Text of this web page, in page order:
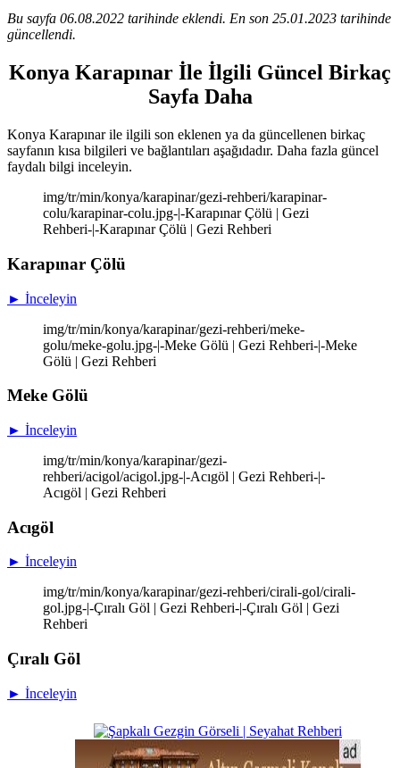
Bu sayfa 06.08.2022 tarihinde eklendi. En son 25.01.2023 tarihinde
güncellendi.
Konya Karapınar İle İlgili Güncel Birkaç
Sayfa Daha
Konya Karapınar ile ilgili son eklenen ya da güncellenen birkaç
sayfanın kısa bilgileri ve bağlantıları aşağıdadır. Daha fazla güncel
faydalı bilgi inceleyin.
img/tr/min/konya/karapinar/gezi-rehberi/karapinar-
colu/karapinar-colu.jpg-|-Karapınar Çölü | Gezi
Rehberi-|-Karapınar Çölü | Gezi Rehberi
Karapınar Çölü
► İnceleyin
img/tr/min/konya/karapinar/gezi-rehberi/meke-
golu/meke-golu.jpg-|-Meke Gölü | Gezi Rehberi-|-Meke
Gölü | Gezi Rehberi
Meke Gölü
► İnceleyin
img/tr/min/konya/karapinar/gezi-
rehberi/acigol/acigol.jpg-|-Acıgöl | Gezi Rehberi-|-
Acıgöl | Gezi Rehberi
Acıgöl
► İnceleyin
img/tr/min/konya/karapinar/gezi-rehberi/cirali-gol/cirali-
gol.jpg-|-Çıralı Göl | Gezi Rehberi-|-Çıralı Göl | Gezi
Rehberi
Çıralı Göl
► İnceleyin